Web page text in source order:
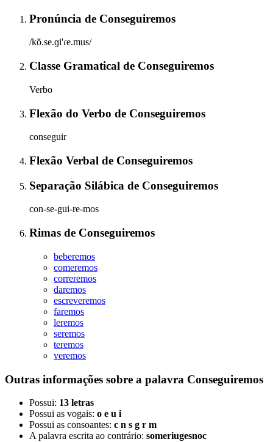
Pronúncia de Conseguiremos
/kõ.se.ɡi'ɾe.mus/
Classe Gramatical de Conseguiremos
Verbo
Flexão do Verbo de Conseguiremos
conseguir
Flexão Verbal de Conseguiremos
Separação Silábica de Conseguiremos
con-se-gui-re-mos
Rimas de Conseguiremos
beberemos
comeremos
correremos
daremos
escreveremos
faremos
leremos
seremos
teremos
veremos
Outras informações sobre a palavra Conseguiremos
Possui: 13 letras
Possui as vogais: o e u i
Possui as consoantes: c n s g r m
A palavra escrita ao contrário: someriugesnoc